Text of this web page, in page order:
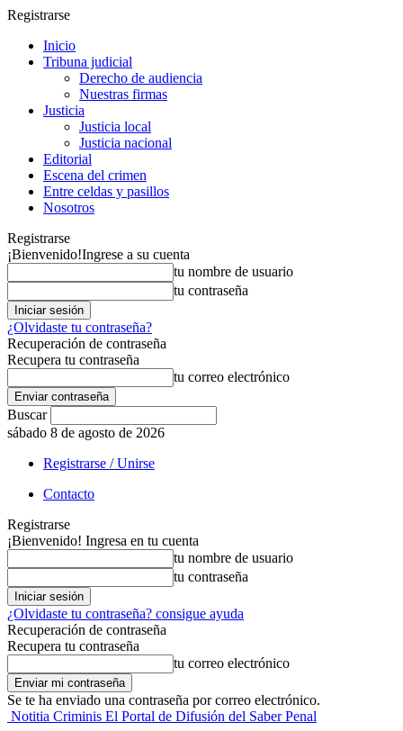
Registrarse
Inicio
Tribuna judicial
Derecho de audiencia
Nuestras firmas
Justicia
Justicia local
Justicia nacional
Editorial
Escena del crimen
Entre celdas y pasillos
Nosotros
Registrarse
¡Bienvenido!Ingrese a su cuenta
tu nombre de usuario
tu contraseña
¿Olvidaste tu contraseña?
Recuperación de contraseña
Recupera tu contraseña
tu correo electrónico
Buscar
sábado 8 de agosto de 2026
Registrarse / Unirse
Contacto
Registrarse
¡Bienvenido! Ingresa en tu cuenta
tu nombre de usuario
tu contraseña
¿Olvidaste tu contraseña? consigue ayuda
Recuperación de contraseña
Recupera tu contraseña
tu correo electrónico
Se te ha enviado una contraseña por correo electrónico.
Notitia Criminis El Portal de Difusión del Saber Penal